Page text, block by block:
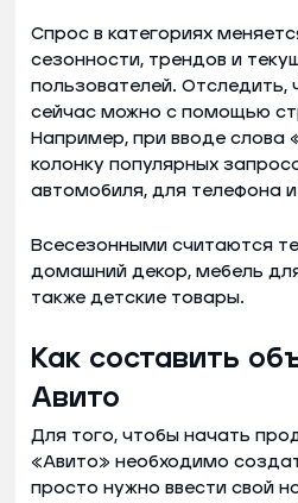
Спрос в категориях
сезонности, трендов и
пользователей.
сейчас можно с помощью
Например, при вводе слова
колонку популярных
автомобиля, для телефона
Всесезонными считаются
домашний декор, мебель
также детские товары.
Как составить
Авито
Для того, чтобы начать
«Авито» необходимо
просто нужно ввести свой